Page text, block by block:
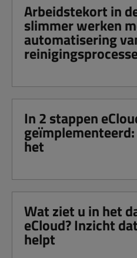
Arbeidstekort in
slimmer werken
automatisering
In 2 stappen
het
Wat ziet u in het
eCloud? Inzicht
helpt